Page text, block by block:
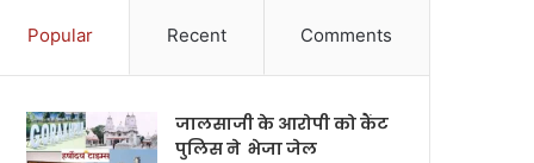
Popular Recent Comments
जालसाजी के आरोपी को कैंट
पुलिस ने भेजा जेल